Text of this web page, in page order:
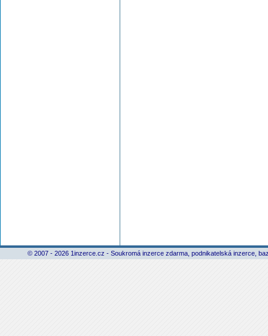
© 2007 - 2026 1inzerce.cz - Soukromá inzerce zdarma, podnikatelská inzerce,